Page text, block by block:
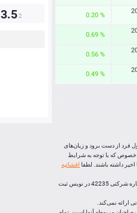
0.20 %
0.69 %
0.56 %
0.49 %
0.04 %
3.52
فرد از دست برود و زیان‌های
خصوص که با توجه به شرایط
داشته باشند. لطفا افشائیه
، (شرکت بازارهای اف ایکس اپن) با رعايت تشريفات قانونی و ذیل شماره شرکتی 42235 در نویس ثبت
ارائه نمی‌کند.